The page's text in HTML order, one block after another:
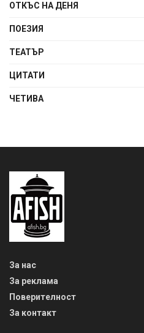
ОТКЪС НА ДЕНЯ
ПОЕЗИЯ
ТЕАТЪР
ЦИТАТИ
ЧЕТИВА
За нас
За реклама
Поверителност
За контакт